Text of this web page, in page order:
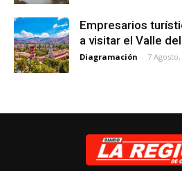
Empresarios
a visitar el Valle
Diagramación - 7